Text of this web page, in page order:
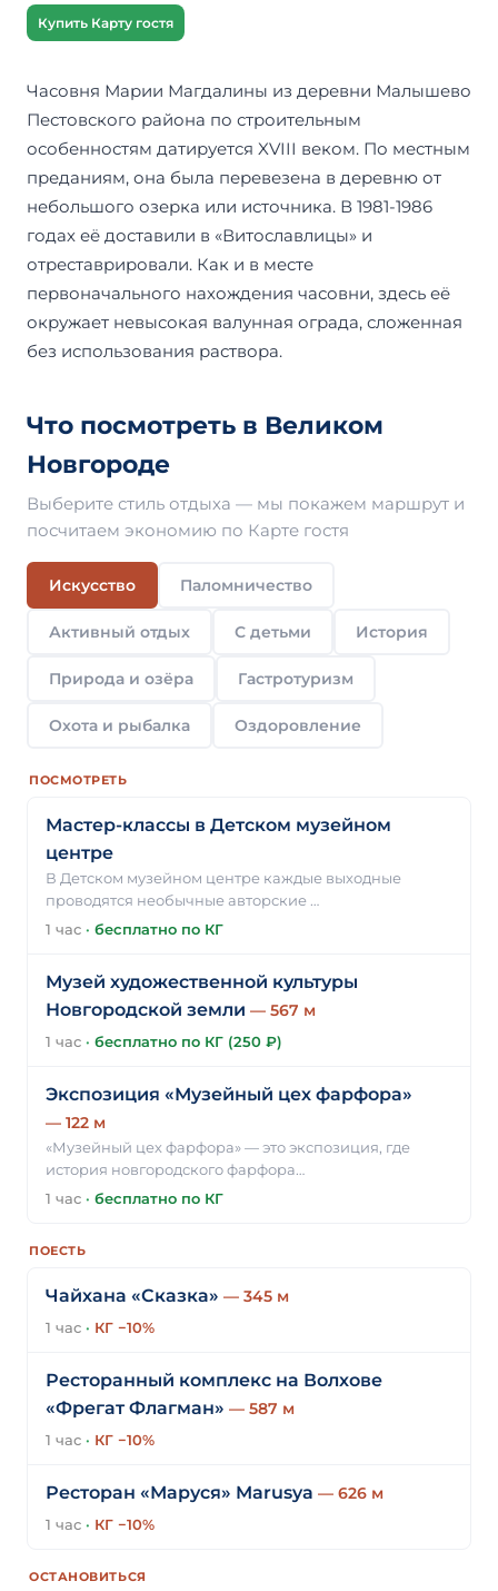
Купить Карту гостя
Часовня Марии Магдалины из деревни Малышево
Пестовского района по строительным
особенностям датируется XVIII веком. По местным
преданиям, она была перевезена в деревню от
небольшого озерка или источника. В 1981-1986
годах её доставили в «Витославлицы» и
отреставрировали. Как и в месте
первоначального нахождения часовни, здесь её
окружает невысокая валунная ограда, сложенная
без использования раствора.
Что посмотреть в Великом
Новгороде
Выберите стиль отдыха — мы покажем маршрут и
посчитаем экономию по Карте гостя
Искусство Паломничество
Активный отдых С детьми История
Природа и озёра Гастротуризм
Охота и рыбалка Оздоровление
ПОСМОТРЕТЬ
Мастер-классы в Детском музейном
центре
В Детском музейном центре каждые выходные
проводятся необычные авторские …
1 час · бесплатно по КГ
Музей художественной культуры
Новгородской земли — 567 м
1 час · бесплатно по КГ (250 ₽)
Экспозиция «Музейный цех фарфора»
— 122 м
«Музейный цех фарфора» — это экспозиция, где
история новгородского фарфора…
1 час · бесплатно по КГ
ПОЕСТЬ
Чайхана «Сказка» — 345 м
1 час · КГ −10%
Ресторанный комплекс на Волхове
«Фрегат Флагман» — 587 м
1 час · КГ −10%
Ресторан «Маруся» Marusya — 626 м
1 час · КГ −10%
ОСТАНОВИТЬСЯ